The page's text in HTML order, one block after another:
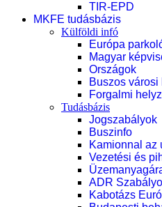
TIR-EPD
MKFE tudásbázis
Külföldi infó
Európa
Magyar
Országok
Buszos városi
Forgalmi
Tudásbázis
Jogszabályok
Buszinfo
Kamionnal az
Vezetési és
ADR
Kabotázs